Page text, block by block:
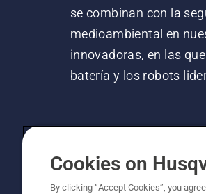
se combinan con la
medioambiental en
innovadoras, en las
batería y los robots
Cookies on
By clicking “Accept Cookies”, you